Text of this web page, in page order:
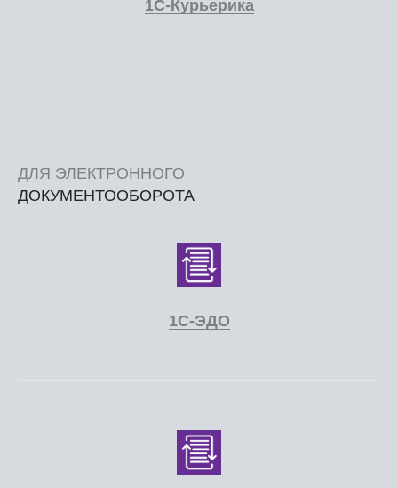
1С-Курьерика
ДЛЯ ЭЛЕКТРОННОГО
ДОКУМЕНТООБОРОТА
1С-ЭДО